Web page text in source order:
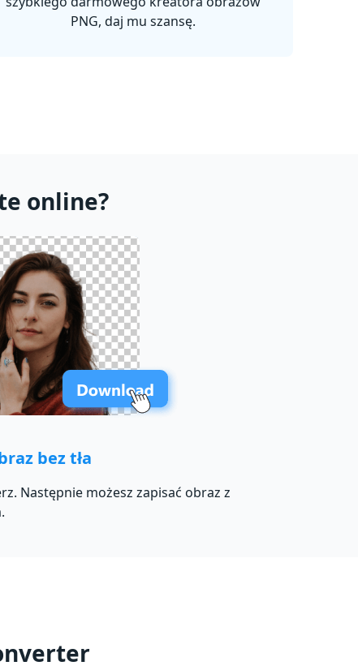
PNG, daj mu szansę.
online?
bez tła
Następnie możesz zapisać obraz z